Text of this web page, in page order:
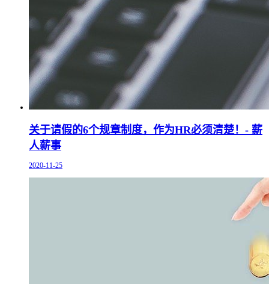
关于请假的6个规章制度，作为HR必须清楚！- 薪
人薪事
2020-11-25